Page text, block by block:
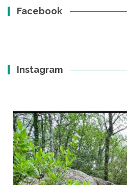
Facebook
Instagram